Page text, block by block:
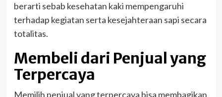
berarti sebab kesehatan kaki mempengaruhi
terhadap kegiatan serta kesejahteraan sapi secara
totalitas.
Membeli dari Penjual yang
Terpercaya
Memilih penjual yang terpercaya bisa membagikan